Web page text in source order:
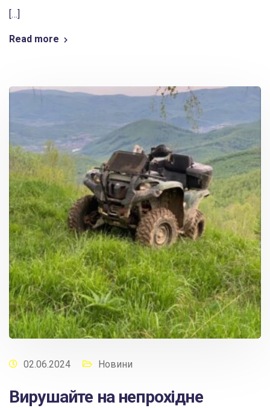
[…]
Read more
02.06.2024 Новини
Вирушайте на непрохідне